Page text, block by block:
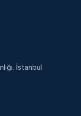
İstanbul